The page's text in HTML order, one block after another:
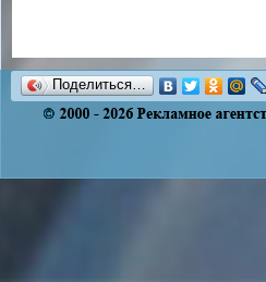
Поделиться…